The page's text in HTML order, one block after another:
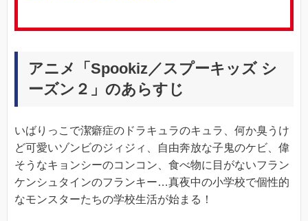
アニメ「Spookiz／スプーキッズ シ
ーズン２」のあらすじ
いばりっこで潔癖症のドラキュラのキュラ、何か臭うけ
ど可愛いゾンビのジィジィ、自由奔放な子鬼のケビ、偉
そうなキョンシーのコンコン、食べ物に目がないフラン
ケンシュタインのフランキー…真夜中の小学校で個性的
なモンスターたちの学校生活が始まる！